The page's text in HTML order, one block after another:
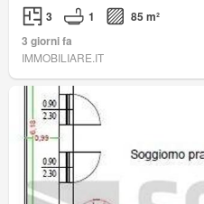
3 1
85 m²
3 giorni fa
IMMOBILIARE.IT